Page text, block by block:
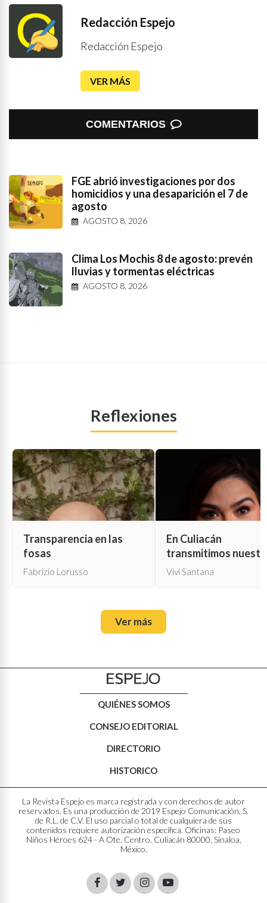
Redacción Espejo
Redacción Espejo
VER MÁS
COMENTARIOS
FGE abrió investigaciones por dos
homicidios y una desaparición el 7 de
agosto
AGOSTO 8, 2026
Clima Los Mochis 8 de agosto: prevén
lluvias y tormentas eléctricas
AGOSTO 8, 2026
Reflexiones
Transparencia en las
fosas
Fabrizio Lorusso
En Culiacán
transmitimos
propia muerte
Vivi Santana
Ver más
QUIÉNES SOMOS
CONSEJO EDITORIAL
DIRECTORIO
HISTORICO
La Revista Espejo es marca registrada y con derechos de autor
reservados. Es una producción de 2019 Espejo Comunicación, S.
de R.L. de C.V. El uso parcial o total de cualquiera de sus
contenidos requiere autorización específica. Oficinas: Paseo
Niños Héroes 624 - A Ote. Centro. Culiacán 80000, Sinaloa,
México.
FacebookTwitterInstagram
Youtube